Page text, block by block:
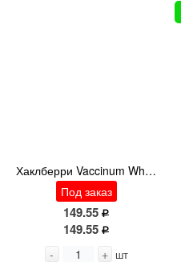
Хаклберри Vaccinum White
Под заказ
149.55
149.55
- + шт